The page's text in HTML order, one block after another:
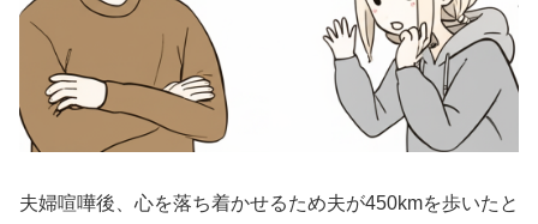
夫婦喧嘩後、心を落ち着かせるため夫が450kmを歩いたと